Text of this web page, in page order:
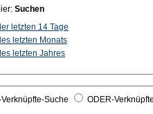
Suchen
letzten 14 Tage
letzten Monats
letzten Jahres
Suche ODER-